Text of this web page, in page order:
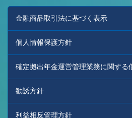
金融商品取引法に基づく表示
個人情報保護方針
確定拠出年金運営管理業務に関する
勧誘方針
利益相反管理方針